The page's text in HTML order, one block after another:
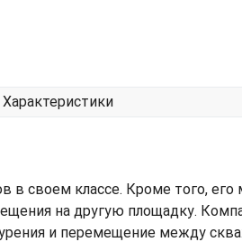
Характеристики
в своем классе. Кроме того,
на другую площадку.
и перемещение между